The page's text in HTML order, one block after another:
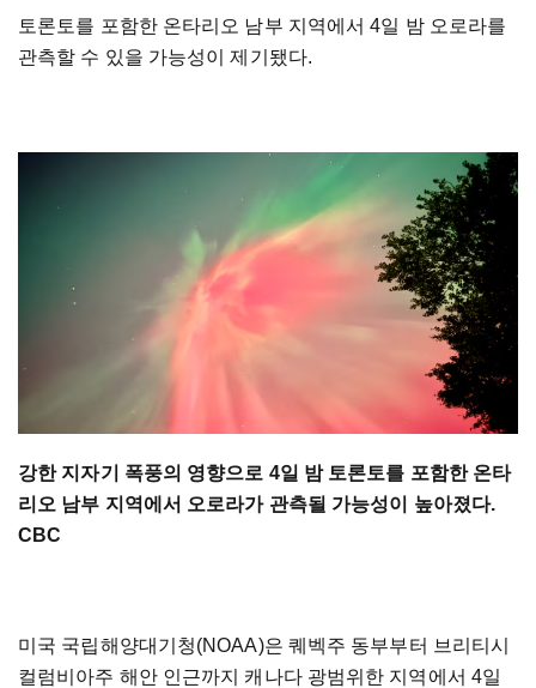
토론토를 포함한 온타리오 남부 지역에서 4일 밤 오로라를
관측할 수 있을 가능성이 제기됐다.
강한 지자기 폭풍의 영향으로 4일 밤 토론토를 포함한 온타
리오 남부 지역에서 오로라가 관측될 가능성이 높아졌다.
CBC
미국 국립해양대기청(NOAA)은 퀘벡주 동부부터 브리티시
컬럼비아주 해안 인근까지 캐나다 광범위한 지역에서 4일